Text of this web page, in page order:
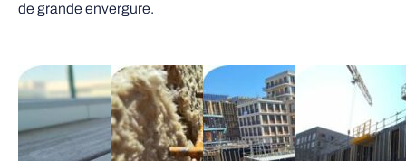
de grande envergure.